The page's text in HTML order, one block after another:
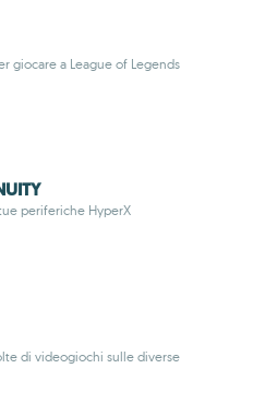
giocare a League of Legends
periferiche HyperX
di videogiochi sulle diverse